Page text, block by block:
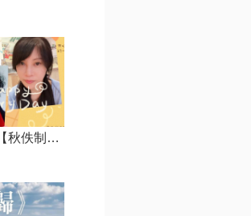
在水一方【秋佚制作】